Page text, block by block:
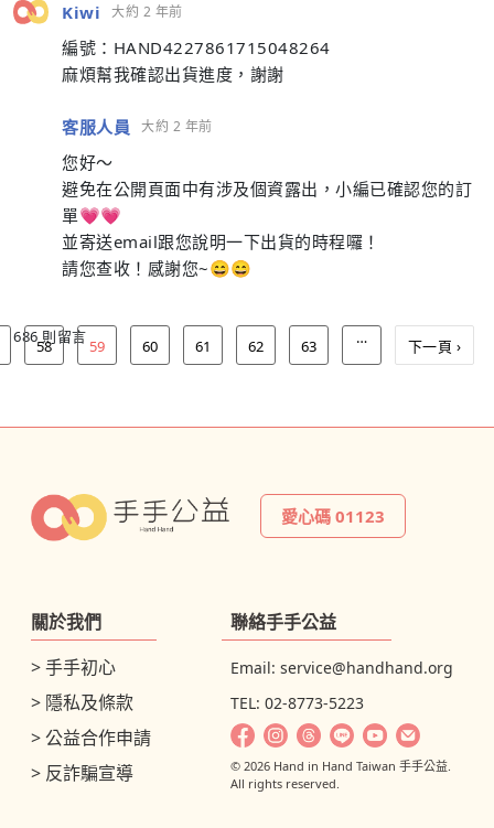
Kiwi 大約 2 年前
編號：HAND4227861715048264
麻煩幫我確認出貨進度，謝謝
客服人員 大約 2 年前
您好～
避免在公開頁面中有涉及個資露出，小編已確認您的訂
單💗💗
並寄送email跟您說明一下出貨的時程囉！
請您查收！感謝您~😄😄
686 則留言
58 59 60 61 62 63 … 下一頁 ›
愛心碼 01123
關於我們
> 手手初心
> 隱私及條款
> 公益合作申請
> 反詐騙宣導
聯絡手手公益
Email:service@handhand.org
TEL: 02-8773-5223
© 2026 Hand in Hand Taiwan 手手公益.
All rights reserved.